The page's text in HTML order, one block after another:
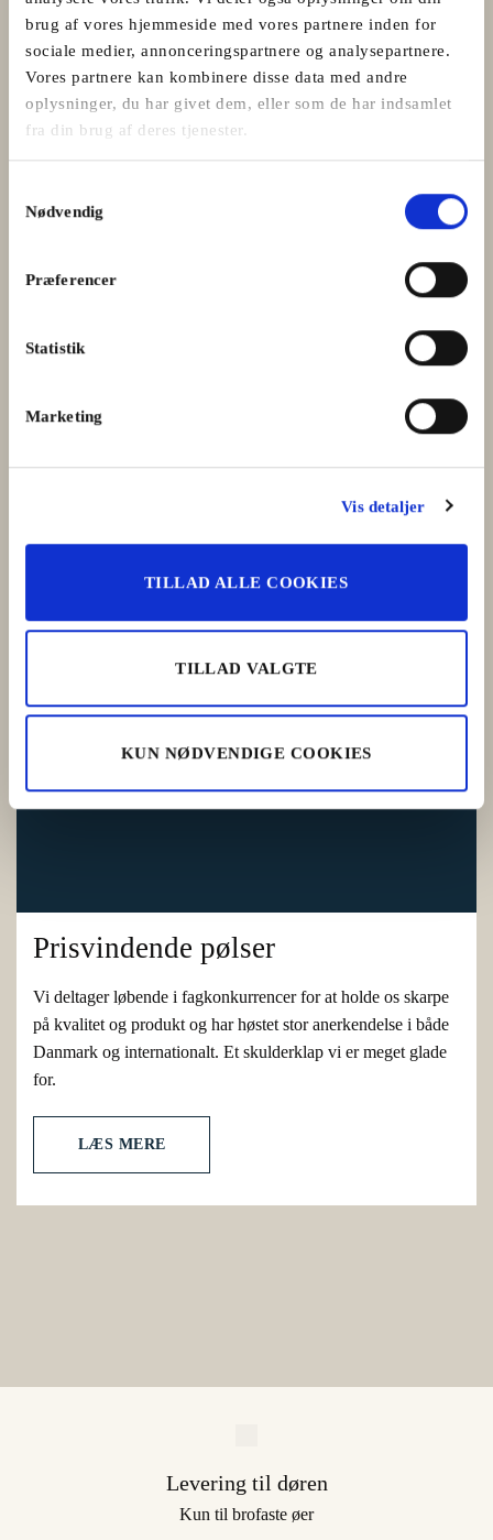
brug af vores hjemmeside med vores partnere inden for
sociale medier, annonceringspartnere og analysepartnere.
Vores partnere kan kombinere disse data med andre
oplysninger, du har givet dem, eller som de har indsamlet
fra din brug af deres tjenester.
Nødvendig
Præferencer
Statistik
Marketing
Vis detaljer
TILLAD ALLE COOKIES
TILLAD VALGTE
KUN NØDVENDIGE COOKIES
Nøgleordet for vores slagterhåndværk er den gode
og går aldrig på kompromis med kvaliteten, det sikrer dig
som kunde det bedste produkt.
Prisvindende pølser
Vi deltager løbende i fagkonkurrencer for at holde os skarpe
på kvalitet og produkt og har høstet stor anerkendelse i både
Danmark og internationalt. Et skulderklap vi er meget glade
for.
LÆS MERE
Levering til døren
Kun til brofaste øer